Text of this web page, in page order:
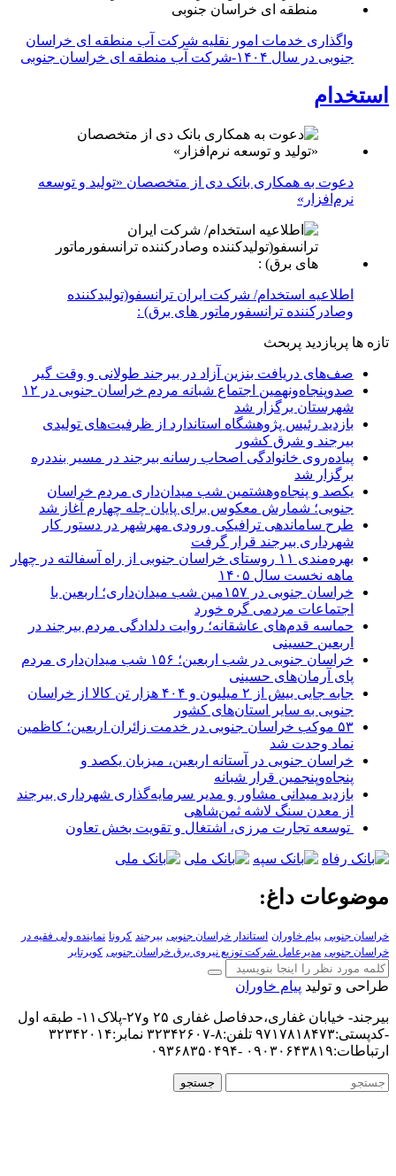
واگذاری خدمات امور نقلیه شرکت آب منطقه ای خراسان
جنوبی در سال ۱۴۰۴-شرکت آب منطقه ای خراسان جنوبی
استخدام
دعوت به همکاری بانک دی از متخصصان «تولید و توسعه
نرم‌افزار»
اطلاعیه استخدام/ شرکت ایران ترانسفو(تولیدکننده
وصادرکننده ترانسفورماتور های برق) :
تازه ها پربازدید پربحث
صف‌های دریافت بنزین آزاد در بیرجند طولانی و وقت گیر
صدوپنجاه‌ونهمین اجتماع شبانه مردم خراسان جنوبی در ۱۲
شهرستان برگزار شد
بازدید رئیس پژوهشگاه استاندارد از ظرفیت‌های تولیدی
بیرجند و شرق کشور
پیاده‌روی خانوادگی اصحاب رسانه بیرجند در مسیر بنددره
برگزار شد
یکصد و پنجاه‌وهشتمین شب میدان‌داری مردم خراسان
جنوبی؛ شمارش معکوس برای پایان چله چهارم آغاز شد
طرح ساماندهی ترافیکی ورودی مهرشهر در دستور کار
شهرداری بیرجند قرار گرفت
بهره‌مندی ۱۱ روستای خراسان جنوبی از راه آسفالته در چهار
ماهه نخست سال ۱۴۰۵
خراسان جنوبی در ۱۵۷مین شب میدان‌داری؛ اربعین با
اجتماعات مردمی گره خورد
حماسه قدم‌های عاشقانه؛ روایت دلدادگی مردم بیرجند در
اربعین حسینی
خراسان جنوبی در شب اربعین؛ ۱۵۶ شب میدان‌داری مردم
پای آرمان‌های حسینی
جابه جایی بیش از ۲ میلیون و ۴۰۴ هزار تن کالا از خراسان
جنوبی به سایر استان‌های کشور
۵۳ موکب خراسان جنوبی در خدمت زائران اربعین؛ کاظمین
نماد وحدت شد
خراسان جنوبی در آستانه اربعین، میزبان یکصد و
پنجاه‌وپنجمین قرار شبانه
بازدید میدانی مشاور و مدیر سرمایه‌گذاری شهرداری بیرجند
از معدن سنگ لاشه ثمن‌شاهی
توسعه تجارت مرزی، اشتغال و تقویت بخش تعاون
موضوعات داغ:
خراسان جنوبی پیام خاوران استاندار خراسان جنوبی بیرجند کرونا نماینده ولی فقیه در
خراسان جنوبی مدیرعامل شرکت توزیع نیروی برق خراسان جنوبی کویرتایر
طراحی و تولید پیام خاوران
بیرجند- خیابان غفاری،حدفاصل غفاری ۲۵ و۲۷-پلاک۱۱- طبقه اول
-کدپستی:۹۷۱۷۸۱۸۴۷۳ تلفن:۸-۳۲۳۴۲۶۰۷ نمابر:۳۲۳۴۲۰۱۴
ارتباطات:۰۹۰۳۰۶۴۳۸۱۹ -۰۹۳۶۸۳۵۰۴۹۴
جستجو